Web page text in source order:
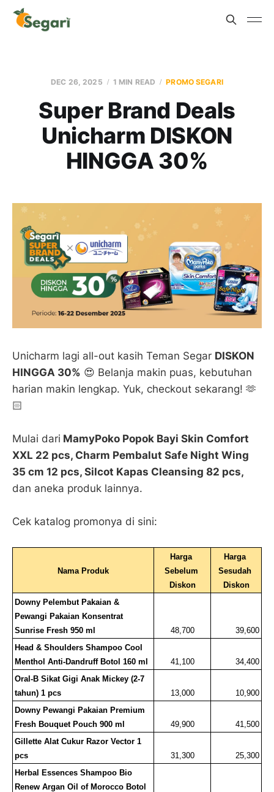
DEC 26, 2025 1 MIN READ PROMO SEGARI
Super Brand Deals
Unicharm DISKON
HINGGA 30%
Unicharm lagi all-out kasih Teman Segar DISKON
HINGGA 30% 😍 Belanja makin puas, kebutuhan
harian makin lengkap. Yuk, checkout sekarang! 🫶
🏻
Mulai dari MamyPoko Popok Bayi Skin Comfort
XXL 22 pcs, Charm Pembalut Safe Night Wing
35 cm 12 pcs, Silcot Kapas Cleansing 82 pcs,
dan aneka produk lainnya.
Cek katalog promonya di sini:
Nama Produk
Harga
Sebelum
Diskon
Harga
Sesudah
Diskon
Downy Pelembut Pakaian &
Pewangi Pakaian Konsentrat
Sunrise Fresh 950 ml
48,700
39,600
Head & Shoulders Shampoo Cool
Menthol Anti-Dandruff Botol 160 ml
41,100
34,400
Oral-B Sikat Gigi Anak Mickey (2-7
tahun) 1 pcs
13,000
10,900
Downy Pewangi Pakaian Premium
Fresh Bouquet Pouch 900 ml
49,900
41,500
Gillette Alat Cukur Razor Vector 1
pcs
31,300
25,300
Herbal Essences Shampoo Bio
Renew Argan Oil of Morocco Botol